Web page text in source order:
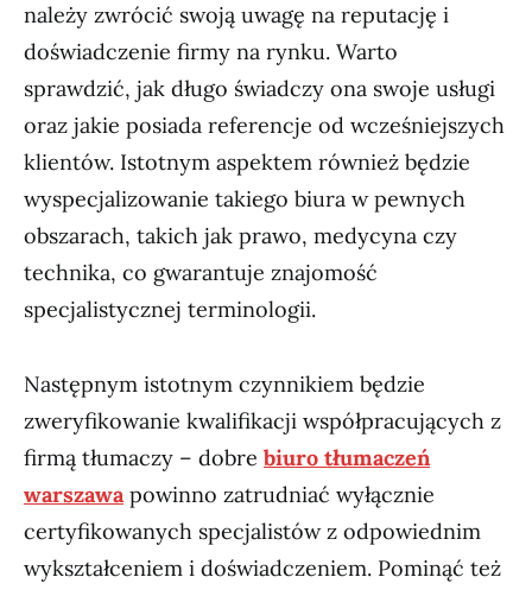
należy zwrócić swoją uwagę na reputację i
doświadczenie firmy na rynku. Warto
sprawdzić, jak długo świadczy ona swoje usługi
oraz jakie posiada referencje od wcześniejszych
klientów. Istotnym aspektem również będzie
wyspecjalizowanie takiego biura w pewnych
obszarach, takich jak prawo, medycyna czy
technika, co gwarantuje znajomość
specjalistycznej terminologii.
Następnym istotnym czynnikiem będzie
zweryfikowanie kwalifikacji współpracujących z
firmą tłumaczy – dobre biuro tłumaczeń
warszawapowinno zatrudniać wyłącznie
certyfikowanych specjalistów z odpowiednim
wykształceniem i doświadczeniem. Pominąć też